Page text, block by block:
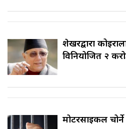
शेखरद्वारा
विनियोजित २
मोटरसाइकल